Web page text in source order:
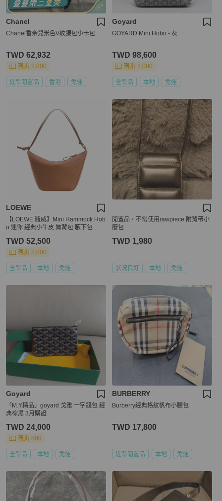
Chanel
Chanel香奈兒米色V紋腰包小卡包
TWD 62,932
現折 2,000
近新閒置品 香港 免運
Goyard
GOYARD Mini Hobo - 灰
TWD 98,600
現折 2,000
全新品 本地 免運
LOEWE
【LOEWE 羅威】Mini Hammock Hob
o 迷你 經典小牛皮 肩背包 腋下包 吊
TWD 52,500
現折 2,000
全新品 本地 免運
閒置品，不常使用rawpiece 附背帶小
廢包
TWD 1,980
狀況良好 本地 免運
Goyard
「M.Y精品」goyard 戈雅 一字錢包 經
典棕黑 3月購證
TWD 24,000
現折 800
全新品 本地 免運
BURBERRY
Burberry經典格紋帆布小腰包
TWD 17,800
近新閒置品 本地 免運